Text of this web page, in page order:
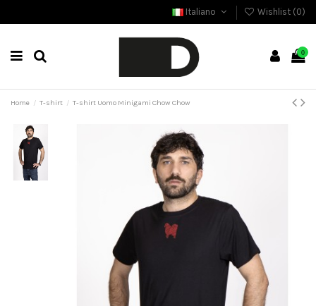
Italiano Wishlist (0)
0
Home T-shirt T-shirt Uomo Minigami Chow Chow